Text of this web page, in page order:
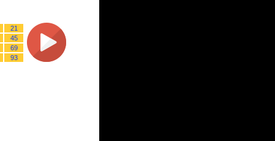
21
45
69
93